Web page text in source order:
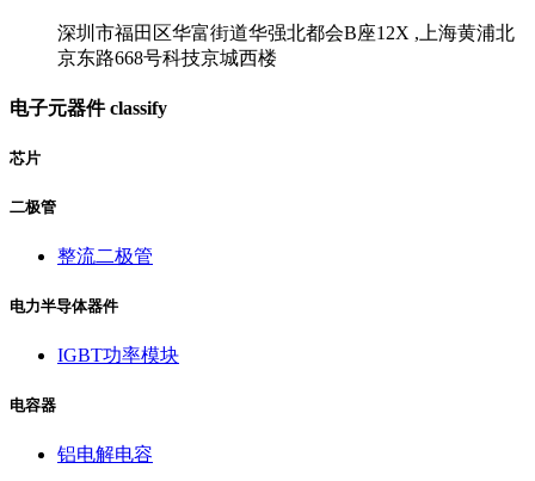
深圳市福田区华富街道华强北都会B座12X ,上海黄浦北
京东路668号科技京城西楼
电子元器件classify
芯片
二极管
整流二极管
电力半导体器件
IGBT功率模块
电容器
铝电解电容